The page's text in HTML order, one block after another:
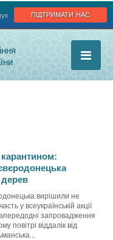
підтримати нас
вирішили не
у всеукраїнській акції
запровадження
повітрі віддалік від